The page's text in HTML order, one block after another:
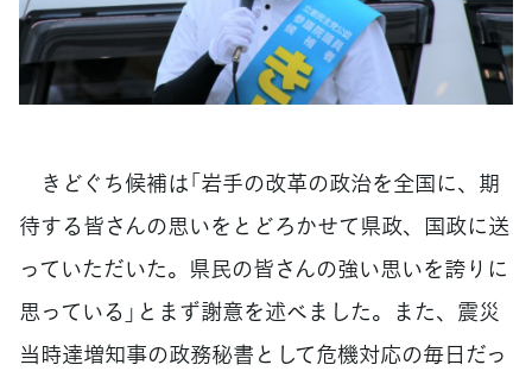
きどぐち候補は「岩手の改革の政治を全国に、期
待する皆さんの思いをとどろかせて県政、国政に送
っていただいた。県民の皆さんの強い思いを誇りに
思っている」とまず謝意を述べました。また、震災
当時達増知事の政務秘書として危機対応の毎日だっ